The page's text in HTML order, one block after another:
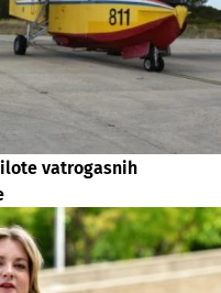
vatrogasnih